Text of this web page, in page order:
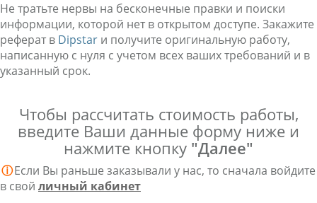
Не тратьте нервы на бесконечные правки и поиски
информации, которой нет в открытом доступе. Закажите
реферат в Dipstar и получите оригинальную работу,
написанную с нуля с учетом всех ваших требований и в
указанный срок.
Чтобы рассчитать стоимость работы,
введите Ваши данные форму ниже и
нажмите кнопку "Далее"
ⓘЕсли Вы раньше заказывали у нас, то сначала войдите
в свой личный кабинет